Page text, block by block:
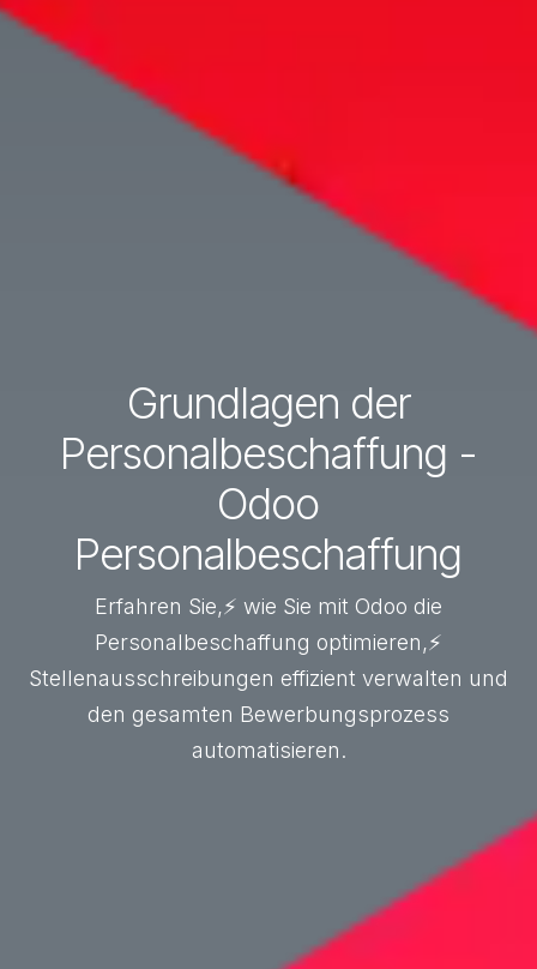
Grundlagen der
Personalbeschaffung -
Odoo
Personalbeschaffung
Erfahren Sie,⚡ wie Sie mit Odoo die
Personalbeschaffung optimieren,⚡
Stellenausschreibungen effizient verwalten und
den gesamten Bewerbungsprozess
automatisieren.